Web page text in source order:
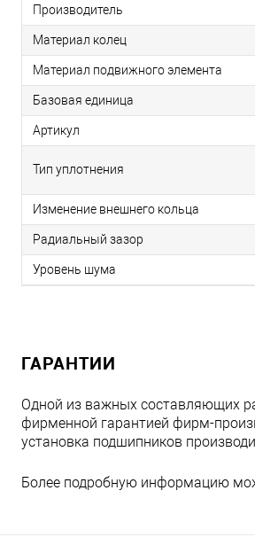
Производитель
Материал колец
Материал подвижного элемента
Базовая единица
Артикул
Тип уплотнения
Изменение внешнего кольца
Радиальный зазор
Уровень шума
ГАРАНТИИ
Одной из важных составляющих
фирменной гарантией фирм-
установка подшипников
Более подробную информацию